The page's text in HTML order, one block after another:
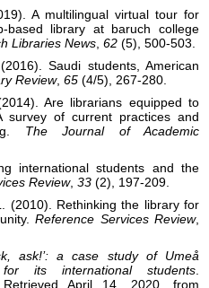
A multilingual virtual tour for
based library at baruch college
Libraries News 62 (5), 500-503.
Saudi students, American
Review, 65 (4/5), 267-280.
Are librarians equipped to
survey of current practices and
The Journal of Academic
international students and the
Review, 33
(2010). Rethinking the library for
Reference Services Review,
ask!’: a case study of Umeå
its international students
April 14, 2020, from